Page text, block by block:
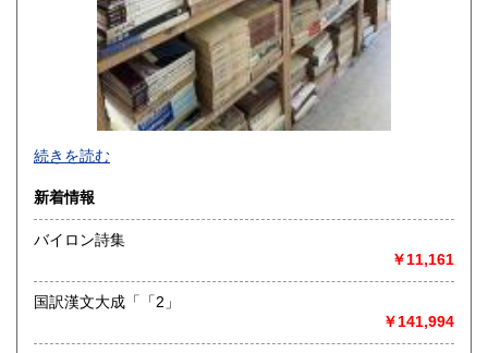
最寄駅：-
営業時間：-
定休日：-
書籍の買取について
続きを読む
新着情報
バイロン詩集
￥11,161
国訳漢文大成「「2」
￥141,994